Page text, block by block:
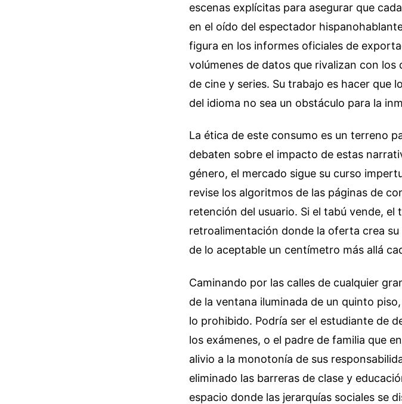
escenas explícitas para asegurar que
en el oído del espectador
figura en los informes oficiales de
volúmenes de datos que rivalizan con
de cine y series. Su trabajo es hacer que
del idioma no sea un obstáculo para la
La ética de este consumo es un terreno
debaten sobre el impacto de estas
género, el mercado sigue su curso
revise los algoritmos de las páginas de
retención del usuario. Si el tabú vende, el
retroalimentación donde la oferta crea
de lo aceptable un centímetro más allá
Caminando por las calles de cualquier
de la ventana iluminada de un quinto
lo prohibido. Podría ser el estudiante de
los exámenes, o el padre de familia que
alivio a la monotonía de sus
eliminado las barreras de clase y
espacio donde las jerarquías sociales se